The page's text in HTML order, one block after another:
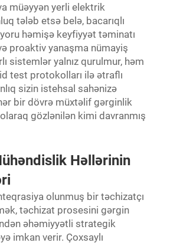
müəyyən yerli elektrik
tələb etsə belə, bacarıqlı
həmişə keyfiyyət təminatı
proaktiv yanaşma nümayiş
sistemlər yalnız qurulmur, həm
test protokolları ilə ətraflı
sizin istehsal sahənizə
bir dövrə müxtəlif gərginlik
gözlənilən kimi davranmış
Həllərinin
olunmuş bir təchizatçı
təchizat prosesini gərgin
əhəmiyyətli strategik
imkan verir. Çoxsaylı